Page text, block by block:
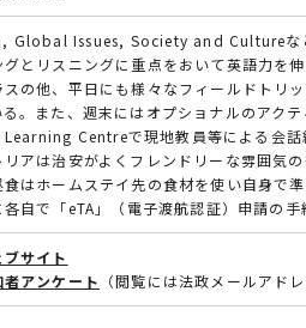
Global Issues, Society and Cultureな
グとリスニングに重点をおいて英語力を
の他、平日にも様々なフィールドトリ
る。また、週末にはオプショナルのアク
Learning Centreで現地教員等による会
リアは治安がよくフレンドリーな雰囲気
食はホームステイ先の食材を使い自身で
自で「eTA」（電子渡航認証）申請の
サイト
アンケート （閲覧には法政メールアド